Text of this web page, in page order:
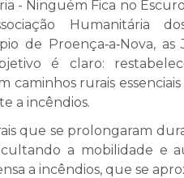
- Ninguém Fica no
Humanitária
de Proença‑a‑Nova,
é claro:
caminhos rurais
a incêndios.
que se prolongaram
a mobilidade e
a incêndios, que se